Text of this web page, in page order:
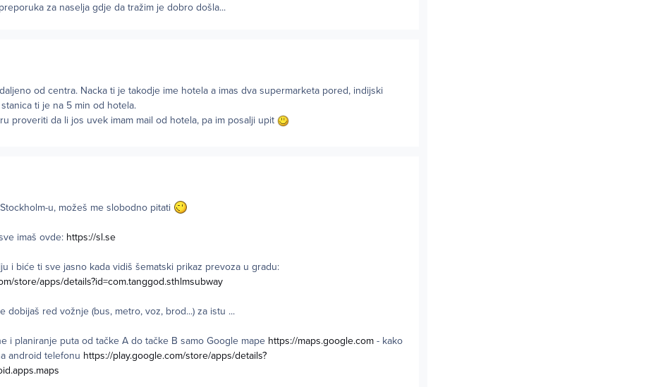
za naselja gdje da tražim je dobro došla...
od centra. Nacka ti je takodje ime hotela a imas dva supermarketa pored, indijski
ti je na 5 min od hotela.
proveriti da li jos uvek imam mail od hotela, pa im posalji upit
u, možeš me slobodno pitati
imaš ovde: https://sl.se
i biće ti sve jasno kada vidiš šematski prikaz prevoza u gradu:
store/apps/details?id=com.tanggod.sthlmsubway
dobijaš red vožnje (bus, metro, voz, brod...) za istu ...
i planiranje puta od tačke A do tačke B samo Google mape https://maps.google.com - kako
android telefonu https://play.google.com/store/apps/details?